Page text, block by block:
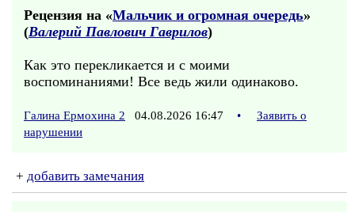
Рецензия на «Мальчик и огромная очередь»
(Валерий Павлович Гаврилов)
Как это перекликается и с моими
воспоминаниями! Все ведь жили одинаково.
Галина Ермохина 2 04.08.2026 16:47 •
Заявить о
нарушении
+ добавить замечания